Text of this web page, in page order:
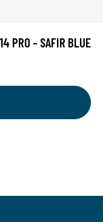
PRO - SAFIR BLUE